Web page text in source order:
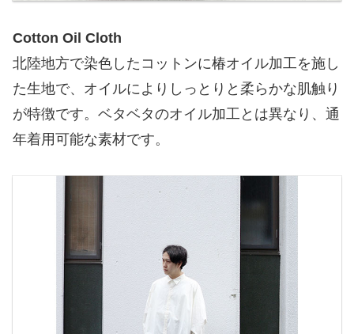
Cotton Oil Cloth
北陸地方で染色したコットンに椿オイル加工を施し
た生地で、オイルによりしっとりと柔らかな肌触り
が特徴です。ベタベタのオイル加工とは異なり、通
年着用可能な素材です。